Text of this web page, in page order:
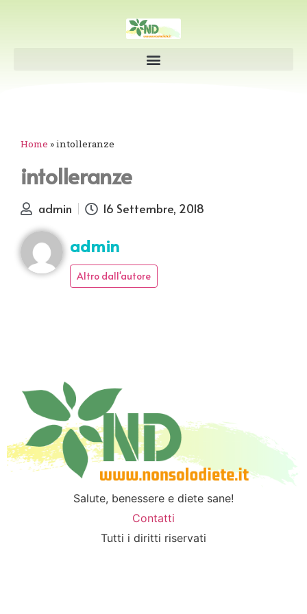
Home »intolleranze
intolleranze
admin 16 Settembre, 2018
admin
Altro dall'autore
Salute, benessere e diete sane!
Contatti
Tutti i diritti riservati